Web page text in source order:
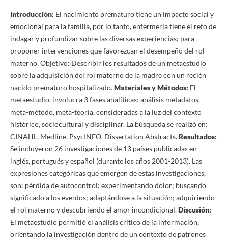
Introducción: El nacimiento prematuro tiene un impacto social y
emocional para la familia, por lo tanto, enfermería tiene el reto de
indagar y profundizar sobre las diversas experiencias; para
proponer intervenciones que favorezcan el desempeño del rol
materno. Objetivo: Describir los resultados de un metaestudio
sobre la adquisición del rol materno de la madre con un recién
nacido prematuro hospitalizado.Materiales y Métodos: El
metaestudio, involucra 3 fases analíticas: análisis metadatos,
meta-método, meta-teoría, consideradas a la luz del contexto
histórico, sociocultural y disciplinar. La búsqueda se realizó en:
CINAHL, Medline, PsycINFO, Dissertation Abstracts.Resultados:
Se incluyeron 26 investigaciones de 13 países publicadas en
inglés, portugués y español (durante los años 2001-2013). Las
expresiones categóricas que emergen de estas investigaciones,
son: pérdida de autocontrol; experimentando dolor; buscando
significado a los eventos; adaptándose a la situación; adquiriendo
el rol materno y descubriendo el amor incondicional.Discusión:
El metaestudio permitió el análisis crítico de la información,
orientando la investigación dentro de un contexto de patrones